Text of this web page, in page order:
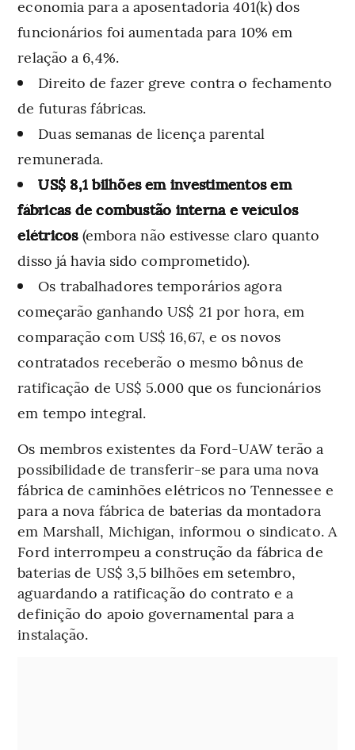
economia para a aposentadoria 401(k) dos
funcionários foi aumentada para 10% em
relação a 6,4%.
Direito de fazer greve contra o fechamento
de futuras fábricas.
Duas semanas de licença parental
remunerada.
US$ 8,1 bilhões em investimentos em
fábricas de combustão interna e veículos
elétricos(embora não estivesse claro quanto
disso já havia sido comprometido).
Os trabalhadores temporários agora
começarão ganhando US$ 21 por hora, em
comparação com US$ 16,67, e os novos
contratados receberão o mesmo bônus de
ratificação de US$ 5.000 que os funcionários
em tempo integral.
Os membros existentes da Ford-UAW terão a
possibilidade de transferir-se para uma nova
fábrica de caminhões elétricos no Tennessee e
para a nova fábrica de baterias da montadora
em Marshall, Michigan, informou o sindicato. A
Ford interrompeu a construção da fábrica de
baterias de US$ 3,5 bilhões em setembro,
aguardando a ratificação do contrato e a
definição do apoio governamental para a
instalação.